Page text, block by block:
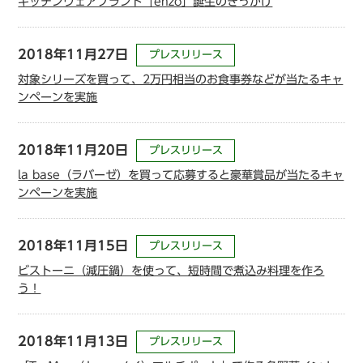
2018年11月27日 プレスリリース
対象シリーズを買って、2万円相当のお食事券などが当たるキャ
ンペーンを実施
2018年11月20日 プレスリリース
la base（ラバーゼ）を買って応募すると豪華賞品が当たるキャ
ンペーンを実施
2018年11月15日 プレスリリース
ビストーニ（減圧鍋）を使って、短時間で煮込み料理を作ろ
う！
2018年11月13日 プレスリリース